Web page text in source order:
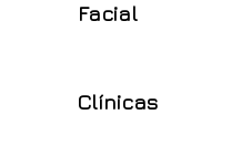
Facial
Clínicas